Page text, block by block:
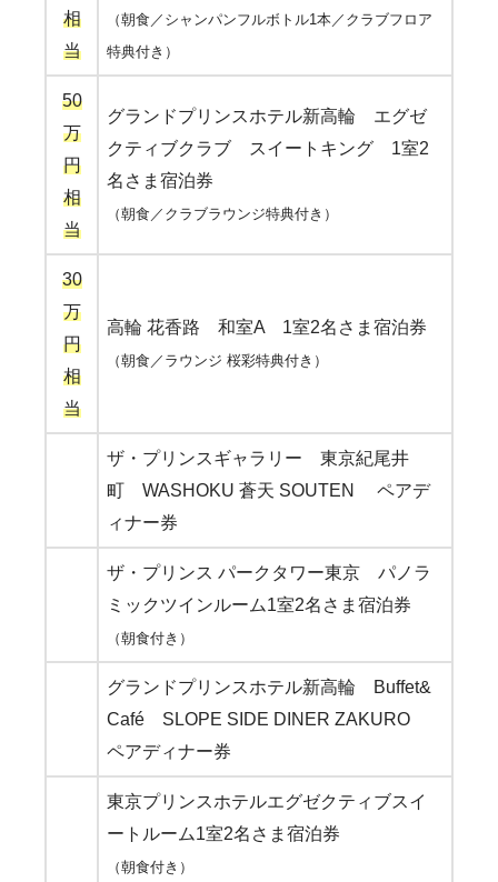
相
当
（朝食／シャンパンフルボトル1本／クラブフロア
特典付き）
50
万
円
相
当
グランドプリンスホテル新高輪 エグゼ
クティブクラブ スイートキング 1室2
名さま宿泊券
（朝食／クラブラウンジ特典付き）
30
万
円
相
当
高輪 花香路 和室A 1室2名さま宿泊券
（朝食／ラウンジ 桜彩特典付き）
ザ・プリンスギャラリー 東京紀尾井
町 WASHOKU 蒼天 SOUTEN ペアデ
ィナー券
ザ・プリンス パークタワー東京 パノラ
ミックツインルーム1室2名さま宿泊券
（朝食付き）
グランドプリンスホテル新高輪 Buffet&
Café SLOPE SIDE DINER ZAKURO
ペアディナー券
東京プリンスホテルエグゼクティブスイ
ートルーム1室2名さま宿泊券
（朝食付き）